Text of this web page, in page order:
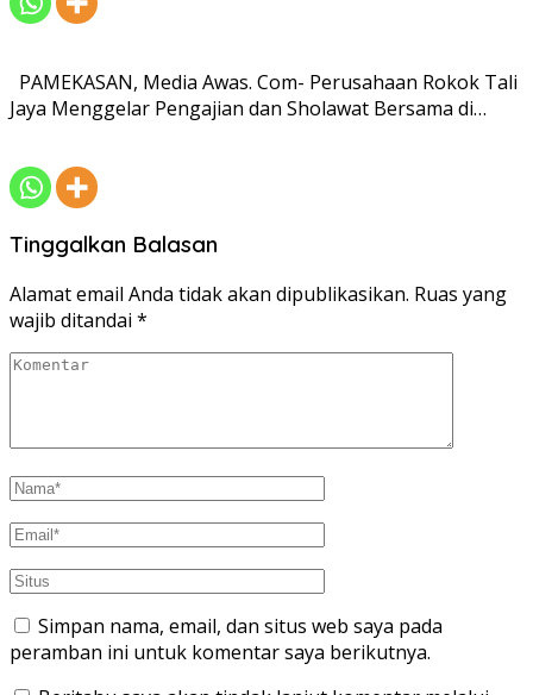
PAMEKASAN, Media Awas. Com- Perusahaan Rokok Tali
Jaya Menggelar Pengajian dan Sholawat Bersama di…
Tinggalkan Balasan
Alamat email Anda tidak akan dipublikasikan. Ruas yang
wajib ditandai *
Simpan nama, email, dan situs web saya pada
peramban ini untuk komentar saya berikutnya.